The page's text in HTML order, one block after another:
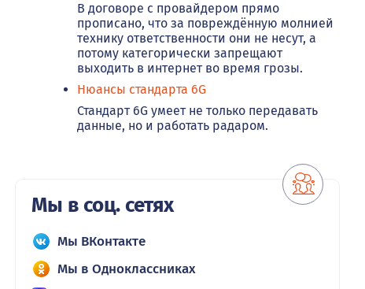
В договоре с провайдером прямо
прописано, что за повреждённую молнией
технику ответственности они не несут, а
потому категорически запрещают
выходить в интернет во время грозы.
Нюансы стандарта 6G
Стандарт 6G умеет не только передавать
данные, но и работать радаром.
Мы в соц. сетях
Мы ВКонтакте
Мы в Одноклассниках